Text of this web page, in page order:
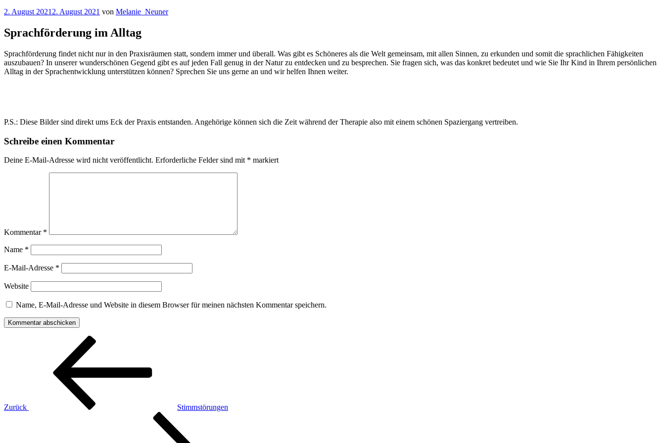
Veröffentlicht
2. August 2021 2. August 2021 von Melanie_Neuner
Sprachförderung im Alltag
Sprachförderung findet nicht nur in den Praxisräumen statt, sondern immer und überall. Was gibt es Schöneres als die Welt gemeinsam, mit allen Sinnen, zu erkunden und somit die sprachlichen Fähigkeiten
auszubauen? In unserer wunderschönen Gegend gibt es auf jeden Fall genug in der Natur zu entdecken und zu besprechen. Sie fragen sich, was das konkret bedeutet und wie Sie Ihr Kind in Ihrem persönlichen
Alltag in der Sprachentwicklung unterstützen können? Sprechen Sie uns gerne an und wir helfen Ihnen weiter.
P.S.: Diese Bilder sind direkt ums Eck der Praxis entstanden. Angehörige können sich die Zeit während der Therapie also mit einem schönen Spaziergang vertreiben.
Schreibe einen Kommentar
Deine E-Mail-Adresse wird nicht veröffentlicht. Erforderliche Felder sind mit * markiert
Kommentar *
Name *
E-Mail-Adresse *
Website
Name, E-Mail-Adresse und Website in diesem Browser für meinen nächsten Kommentar speichern.
Beitragsnavigation
Zurück
Stimmstörungen